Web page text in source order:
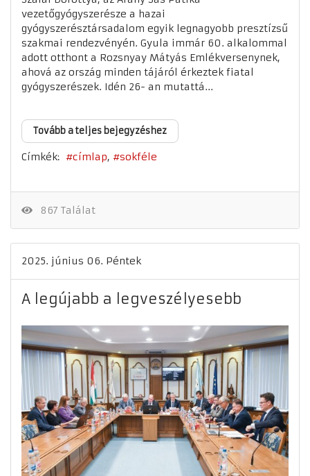
vezetőgyógyszerésze a hazai
gyógyszerésztársadalom egyik legnagyobb presztízsű
szakmai rendezvényén. Gyula immár 60. alkalommal
adott otthont a Rozsnyay Mátyás Emlékversenynek,
ahová az ország minden tájáról érkeztek fiatal
gyógyszerészek. Idén 26- an mutattá...
Tovább a teljes bejegyzéshez
Címkék: címlap sokféle
867 Találat
2025. június 06. Péntek
A legújabb a legveszélyesebb